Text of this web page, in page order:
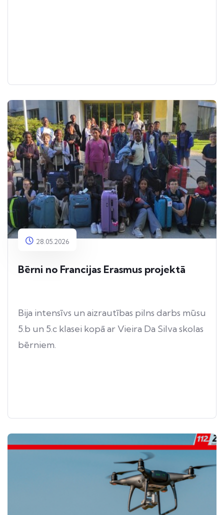
28.05.2026
Bērni no Francijas Erasmus projektā
Bija intensīvs un aizrautības pilns darbs mūsu
5.b un 5.c klasei kopā ar Vieira Da Silva skolas
bērniem.